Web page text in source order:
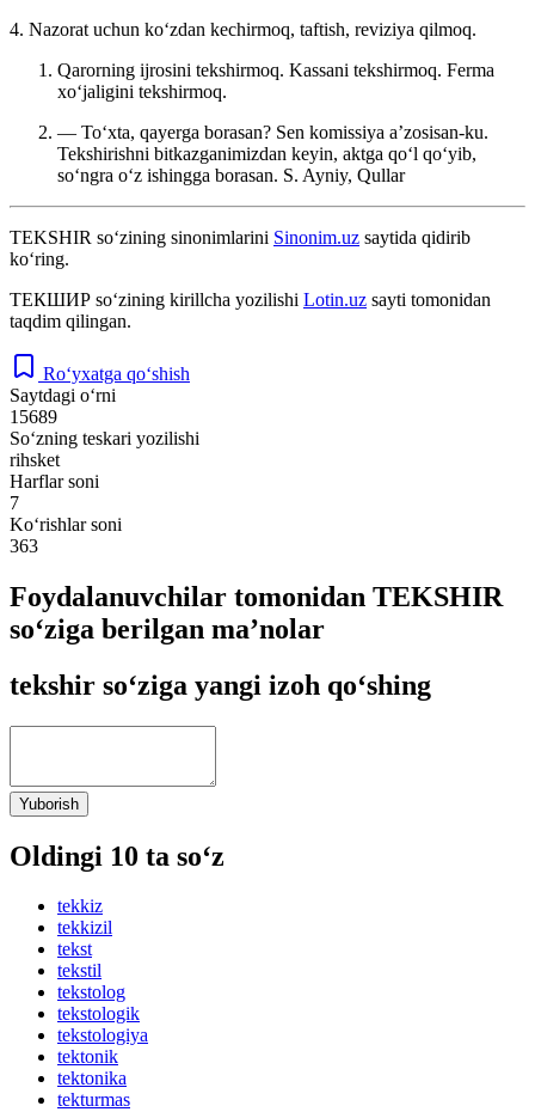
4. Nazorat uchun koʻzdan kechirmoq, taftish, reviziya qilmoq.
Qarorning ijrosini tekshirmoq. Kassani tekshirmoq. Ferma
xoʻjaligini tekshirmoq.
— Toʻxta, qayerga borasan? Sen komissiya aʼzosisan-ku.
Tekshirishni bitkazganimizdan keyin, aktga qoʻl qoʻyib,
soʻngra oʻz ishingga borasan. S. Ayniy, Qullar
TEKSHIR so‘zining sinonimlarini Sinonim.uz saytida qidirib
ko‘ring.
ТЕКШИР so‘zining kirillcha yozilishi Lotin.uz sayti tomonidan
taqdim qilingan.
Ro‘yxatga qo‘shish
Saytdagi o‘rni
15689
So‘zning teskari yozilishi
rihsket
Harflar soni
7
Ko‘rishlar soni
363
Foydalanuvchilar tomonidan TEKSHIR
so‘ziga berilgan ma’nolar
tekshir so‘ziga yangi izoh qo‘shing
Yuborish
Oldingi 10 ta so‘z
tekkiz
tekkizil
tekst
tekstil
tekstolog
tekstologik
tekstologiya
tektonik
tektonika
tekturmas